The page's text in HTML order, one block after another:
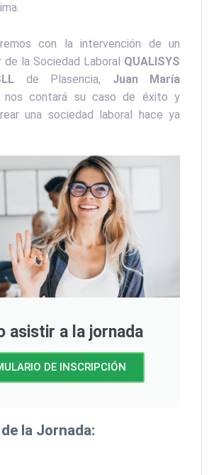
con la intervención de un
de la Sociedad Laboral QUALISYS
de Plasencia, Juan María
nos contará su caso de éxito y
una sociedad laboral hace ya
asistir a la jornada
DE INSCRIPCIÓN
la Jornada: